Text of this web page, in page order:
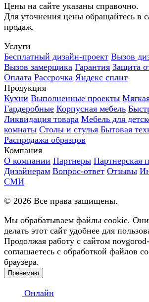
Цены на сайте указаны справочно.
Для уточнения цены обращайтесь в
продаж.
Услуги
Бесплатный дизайн-проект Вызов
Вызов замерщика Гарантия Защита
Оплата Рассрочка Яндекс сплит
Продукция
Кухни Выполненные проекты
Гардеробные Корпусная мебель
Ликвидация товара Мебель для
комнаты Столы и стулья Бытовая
Распродажа образцов
Компания
О компании Партнеры Партнерская
Дизайнерам Вопрос-ответ Отзывы
СМИ
© 2026 Все права защищены.
Мы обрабатываем файлы cookie.
делать этот сайт удобнее для
Продолжая работу с сайтом
соглашаетесь с обработкой файлов
браузера.
Принимаю
Онлайн